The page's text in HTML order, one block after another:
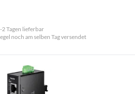
Tagen lieferbar
noch am selben Tag versendet